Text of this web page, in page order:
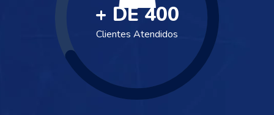
Clientes Atendidos
400
+ DE